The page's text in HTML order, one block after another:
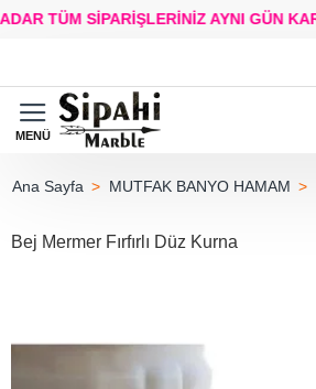
SİPARİŞLERİNİZAYNI GÜN KARGO
MUTFAK BANYO HAMAM
Bej Mermer Fırfırlı Düz Kurna